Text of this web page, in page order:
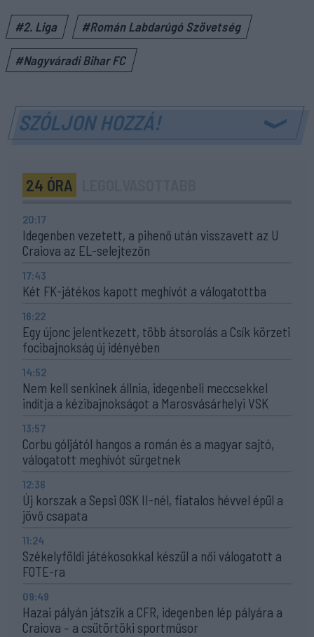
#2. Liga #Román Labdarúgó Szövetség
#Nagyváradi Bihar FC
SZÓLJON HOZZÁ!
24 ÓRA
20:17
Idegenben vezetett, a pihenő után visszavett az U
Craiova az EL-selejtezőn
17:43
Két FK-játékos kapott meghívót a válogatottba
16:22
Egy újonc jelentkezett, több átsorolás a Csík körzeti
focibajnokság új idényében
14:52
Nem kell senkinek állnia, idegenbeli meccsekkel
indítja a kézibajnokságot a Marosvásárhelyi VSK
13:57
Corbu góljától hangos a román és a magyar sajtó,
válogatott meghívót sürgetnek
12:36
Új korszak a Sepsi OSK II-nél, fiatalos hévvel épül a
jövő csapata
11:24
Székelyföldi játékosokkal készül a női válogatott a
FOTE-ra
09:49
Hazai pályán játszik a CFR, idegenben lép pályára a
Craiova – a csütörtöki sportműsor